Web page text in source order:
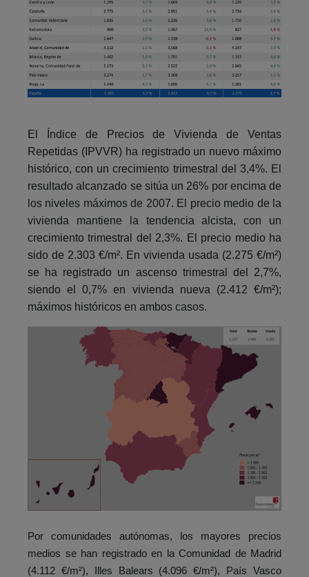
El Índice de Precios de Vivienda de Ventas
Repetidas (IPVVR) ha registrado un nuevo máximo
histórico, con un crecimiento trimestral del 3,4%. El
resultado alcanzado se sitúa un 26% por encima de
los niveles máximos de 2007. El precio medio de la
vivienda mantiene la tendencia alcista, con un
crecimiento trimestral del 2,3%. El precio medio ha
sido de 2.303 €/m². En vivienda usada (2.275 €/m²)
se ha registrado un ascenso trimestral del 2,7%,
siendo el 0,7% en vivienda nueva (2.412 €/m²);
máximos históricos en ambos casos.
Por comunidades autónomas, los mayores precios
medios se han registrado en la Comunidad de Madrid
(4.112 €/m²), Illes Balears (4.096 €/m²), País Vasco